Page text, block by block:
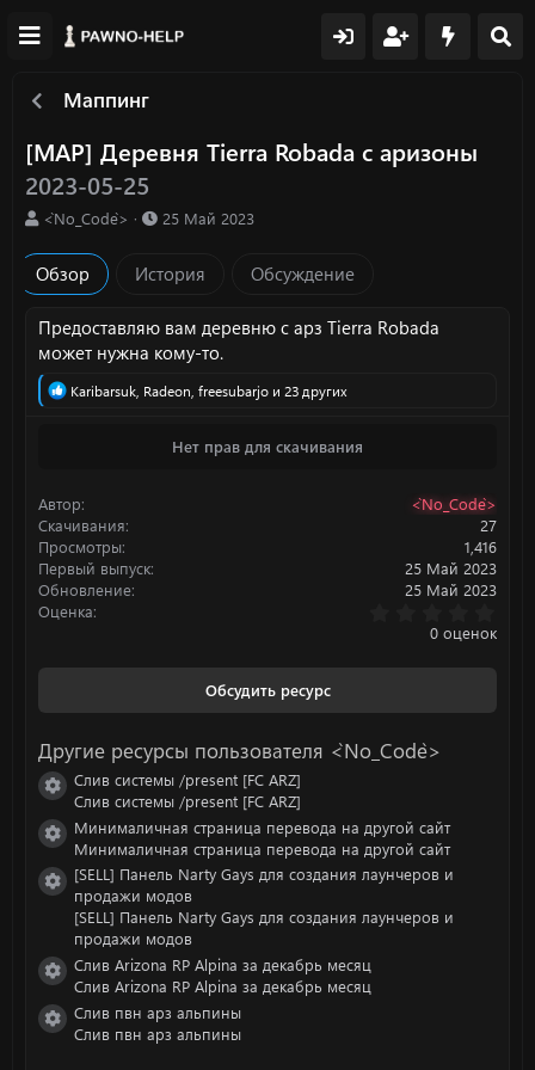
Маппинг
[MAP] Деревня Tierra Robada с аризоны
2023-05-25
А
т
о
<`No_Code`>
Д
а
о
з
а
25 Май 2023
Обзор История Обсуждение
Предоставляю вам деревню с арз Tierra Robada
может нужна кому-то.
Р
и
:
Karibarsuk, Radeon, freesubarjo и 23 других
Нет прав для скачивания
Автор
<`No_Code`>
Скачивания
27
Просмотры
1,416
Первый выпуск
25 Май 2023
Обновление
25 Май 2023
Оценка
.
0
0 оценок
Обсудить ресурс
Другие ресурсы пользователя <`No_Code`>
Иконка ресурса
Слив системы /present [FC ARZ]
Слив системы /present [FC ARZ]
Иконка ресурса
Минималичная страница перевода на другой сайт
Минималичная страница перевода на другой сайт
Иконка ресурса
[SELL] Панель Narty Gays для создания лаунчеров и
продажи модов
[SELL] Панель Narty Gays для создания лаунчеров и
продажи модов
Иконка ресурса
Слив Arizona RP Alpina за декабрь месяц
Слив Arizona RP Alpina за декабрь месяц
Иконка ресурса
Слив пвн арз альпины
Слив пвн арз альпины